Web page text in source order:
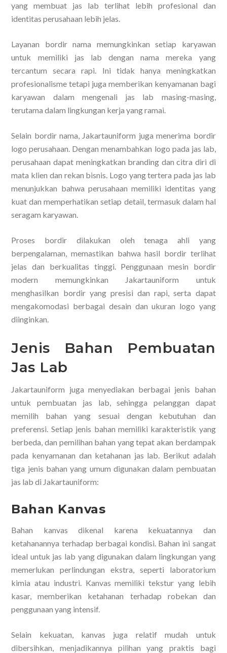
yang membuat jas lab terlihat lebih profesional dan
identitas perusahaan lebih jelas.
Layanan bordir nama memungkinkan setiap karyawan
untuk memiliki jas lab dengan nama mereka yang
tercantum secara rapi. Ini tidak hanya meningkatkan
profesionalisme tetapi juga memberikan kenyamanan bagi
karyawan dalam mengenali jas lab masing-masing,
terutama dalam lingkungan kerja yang ramai.
Selain bordir nama, Jakartauniform juga menerima bordir
logo perusahaan. Dengan menambahkan logo pada jas lab,
perusahaan dapat meningkatkan branding dan citra diri di
mata klien dan rekan bisnis. Logo yang tertera pada jas lab
menunjukkan bahwa perusahaan memiliki identitas yang
kuat dan memperhatikan setiap detail, termasuk dalam hal
seragam karyawan.
Proses bordir dilakukan oleh tenaga ahli yang
berpengalaman, memastikan bahwa hasil bordir terlihat
jelas dan berkualitas tinggi. Penggunaan mesin bordir
modern memungkinkan Jakartauniform untuk
menghasilkan bordir yang presisi dan rapi, serta dapat
mengakomodasi berbagai desain dan ukuran logo yang
diinginkan.
Jenis Bahan Pembuatan
Jas Lab
Jakartauniform juga menyediakan berbagai jenis bahan
untuk pembuatan jas lab, sehingga pelanggan dapat
memilih bahan yang sesuai dengan kebutuhan dan
preferensi. Setiap jenis bahan memiliki karakteristik yang
berbeda, dan pemilihan bahan yang tepat akan berdampak
pada kenyamanan dan ketahanan jas lab. Berikut adalah
tiga jenis bahan yang umum digunakan dalam pembuatan
jas lab di Jakartauniform:
Bahan Kanvas
Bahan kanvas dikenal karena kekuatannya dan
ketahanannya terhadap berbagai kondisi. Bahan ini sangat
ideal untuk jas lab yang digunakan dalam lingkungan yang
memerlukan perlindungan ekstra, seperti laboratorium
kimia atau industri. Kanvas memiliki tekstur yang lebih
kasar, memberikan ketahanan terhadap robekan dan
penggunaan yang intensif.
Selain kekuatan, kanvas juga relatif mudah untuk
dibersihkan, menjadikannya pilihan yang praktis bagi